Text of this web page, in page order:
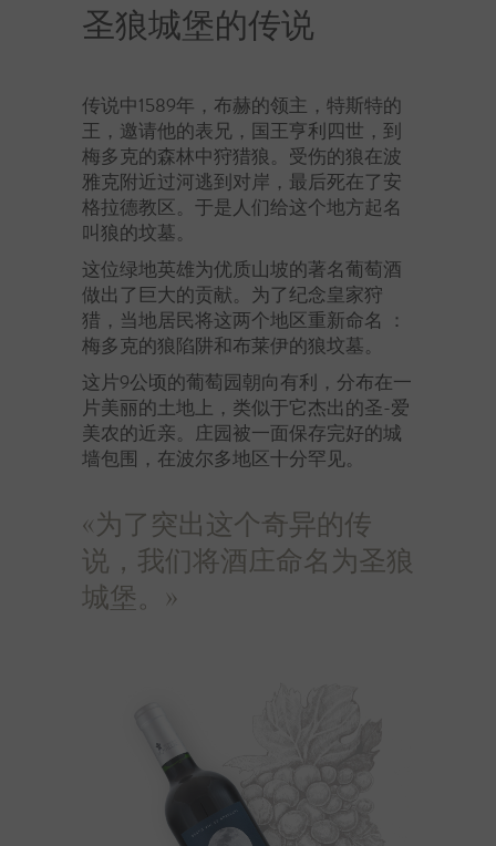
圣狼城堡的传说
传说中1589年，布赫的领主，特斯特的
王，邀请他的表兄，国王亨利四世，到
梅多克的森林中狩猎狼。受伤的狼在波
雅克附近过河逃到对岸，最后死在了安
格拉德教区。于是人们给这个地方起名
叫狼的坟墓。
这位绿地英雄为优质山坡的著名葡萄酒
做出了巨大的贡献。为了纪念皇家狩
猎，当地居民将这两个地区重新命名 ：
梅多克的狼陷阱和布莱伊的狼坟墓。
这片9公顷的葡萄园朝向有利，分布在一
片美丽的土地上，类似于它杰出的圣-爱
美农的近亲。庄园被一面保存完好的城
墙包围，在波尔多地区十分罕见。
«为了突出这个奇异的传
说，我们将酒庄命名为圣狼
城堡。»